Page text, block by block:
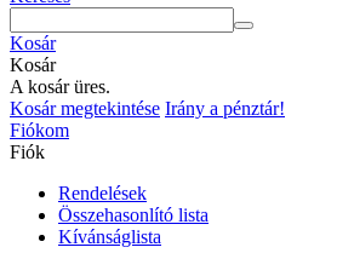
Kosár
Kosár
A kosár üres.
Kosár megtekintése Irány a pénztár!
Fiókom
Fiók
Rendelések
Összehasonlító lista
Kívánságlista